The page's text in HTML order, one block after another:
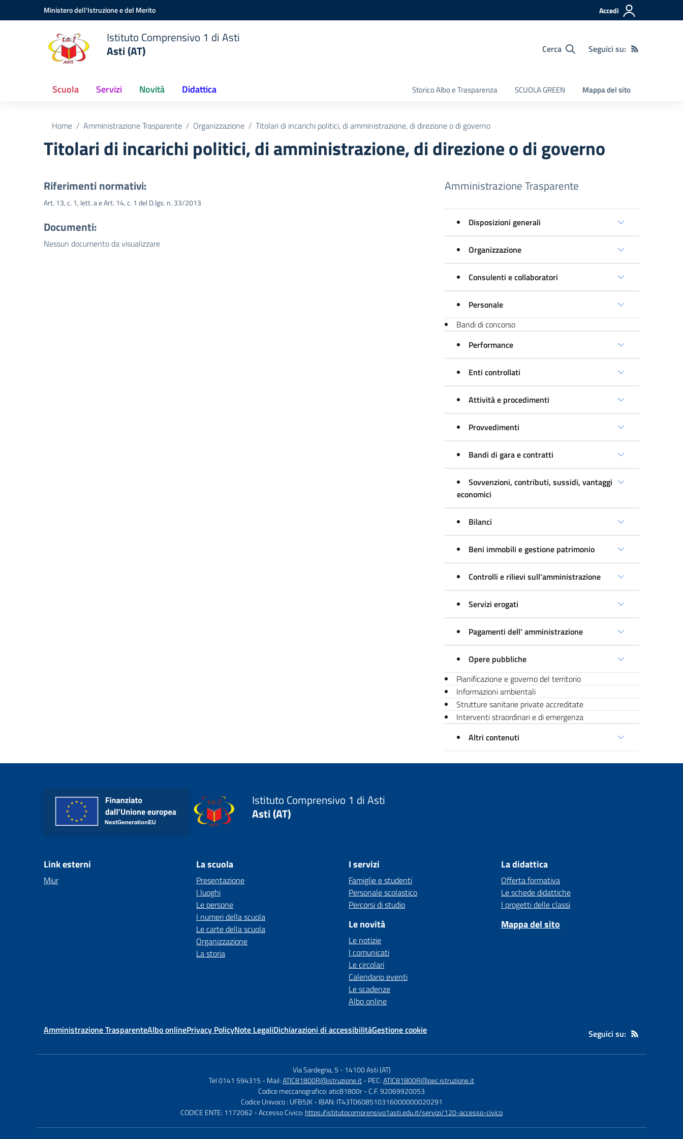
Vai ai contenuti
Vai al menu di navigazioneMinistero dell'Istruzione e del Merito Accedi
Istituto Comprensivo 1 di Asti
Asti (AT)
Cerca Seguici su:
Scuola Servizi Novità Didattica Storico Albo e Trasparenza SCUOLA GREEN Mappa del sito
Home Amministrazione Trasparente Organizzazione Titolari di incarichi politici, di amministrazione, di direzione o di governo
Titolari di incarichi politici, di amministrazione, di direzione o di governo
Riferimenti normativi:
Art. 13, c. 1, lett. a e Art. 14, c. 1 del D.lgs. n. 33/2013
Documenti:
Nessun documento da visualizzare
Amministrazione Trasparente
Disposizioni generali
Organizzazione
Consulenti e collaboratori
Personale
Bandi di concorso
Performance
Enti controllati
Attività e procedimenti
Provvedimenti
Bandi di gara e contratti
Sovvenzioni, contributi, sussidi, vantaggi
economici
Bilanci
Beni immobili e gestione patrimonio
Controlli e rilievi sull'amministrazione
Servizi erogati
Pagamenti dell' amministrazione
Opere pubbliche
Pianificazione e governo del territorio
Informazioni ambientali
Strutture sanitarie private accreditate
Interventi straordinari e di emergenza
Altri contenuti
Istituto Comprensivo 1 di Asti
Asti (AT)
Link esterni
Miur
La scuola
Presentazione
I luoghi
Le persone
I numeri della scuola
Le carte della scuola
Organizzazione
La storia
I servizi
Famiglie e studenti
Personale scolastico
Percorsi di studio
Le novità
Le notizie
I comunicati
Le circolari
Calendario eventi
Le scadenze
Albo online
La didattica
Offerta formativa
Le schede didattiche
I progetti delle classi
Mappa del sito
Amministrazione TrasparenteAlbo onlinePrivacy PolicyNote LegaliDichiarazioni di accessibilitàGestione cookie Seguici su:
Via Sardegna, 5 -14100 Asti (AT)
Tel 0141 594315 - Mail:ATIC81800R@istruzione.it- PEC:ATIC81800R@pec.istruzione.it
Codice meccanografico: atic81800r- C.F. 92069920053
Codice Univoco : UFB5JK - IBAN: IT43T0608510316000000020291
CODICE ENTE: 1172062 - Accesso Civico: https://istitutocomprensivo1asti.edu.it/servizi/120-accesso-civico